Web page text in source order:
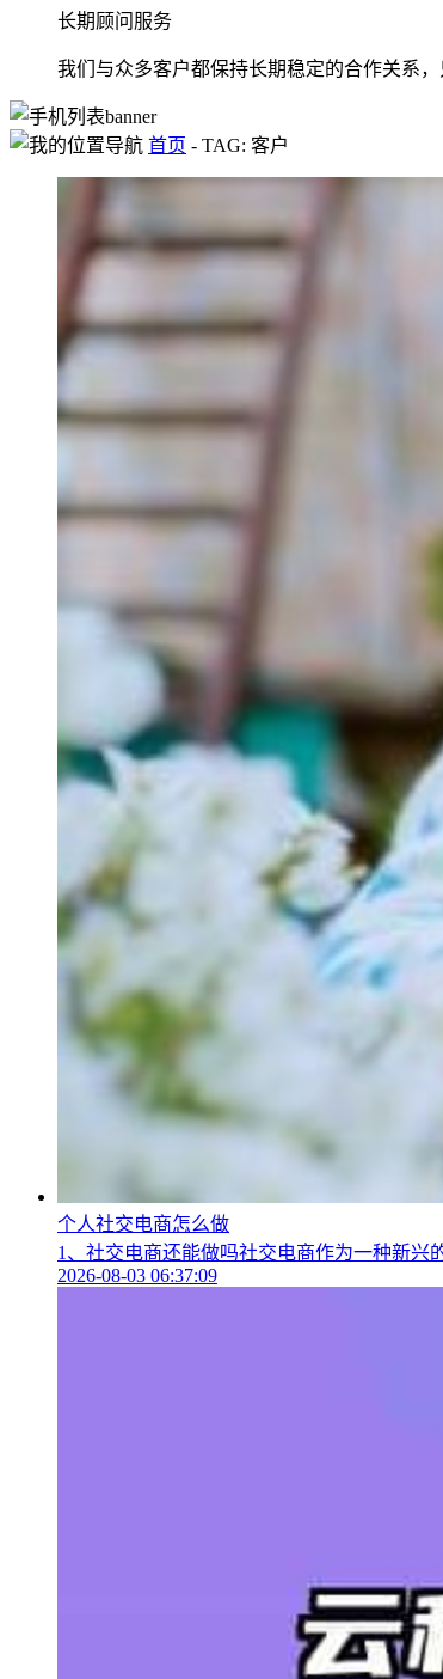
长期顾问服务
我们与众多客户都保持长期稳定的合作关系
首页 - TAG: 客户
个人社交电商怎么做
1、社交电商还能做吗社交电商作为一种新兴
2026-08-03 06:37:09